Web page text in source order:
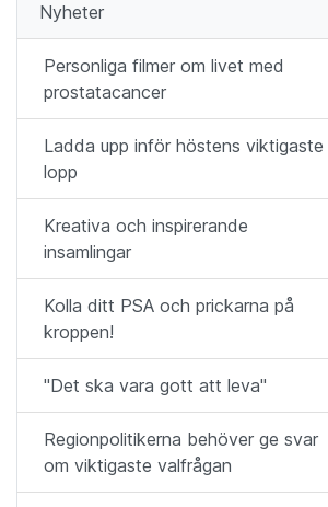
Nyheter
Personliga filmer om livet med
prostatacancer
Ladda upp inför höstens viktigaste
lopp
Kreativa och inspirerande
insamlingar
Kolla ditt PSA och prickarna på
kroppen!
"Det ska vara gott att leva"
Regionpolitikerna behöver ge svar
om viktigaste valfrågan